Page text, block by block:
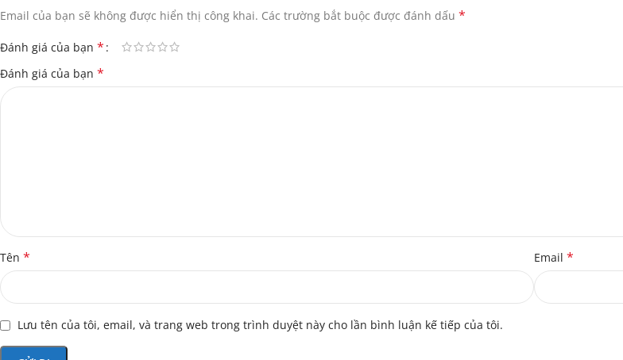
Email của bạn sẽ không được hiển thị công khai. Các trường bắt buộc được đánh dấu *
Đánh giá của bạn *
Đánh giá của bạn *
Tên * Email *
Lưu tên của tôi, email, và trang web trong trình duyệt này cho lần bình luận kế tiếp của tôi.